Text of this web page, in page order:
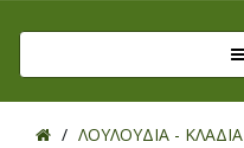
ΛΟΥΛΟΥΔΙΑ - ΚΛΑΔΙΑ